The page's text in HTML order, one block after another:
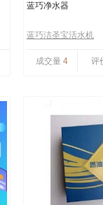
蓝巧净水器
蓝巧洁圣宝活水机
成交量 4 评